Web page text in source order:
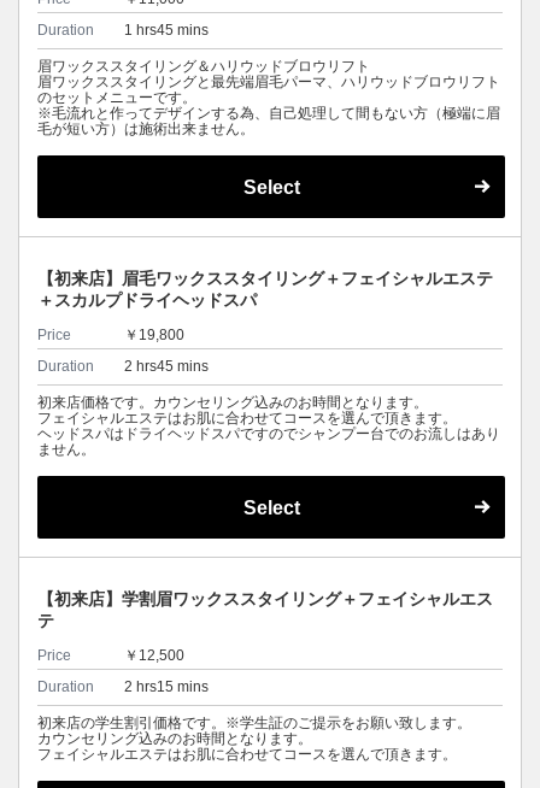
Duration
1 hrs45 mins
眉ワックススタイリング＆ハリウッドブロウリフト
眉ワックススタイリングと最先端眉毛パーマ、ハリウッドブロウリフト
のセットメニューです。
※毛流れと作ってデザインする為、自己処理して間もない方（極端に眉
毛が短い方）は施術出来ません。
Select
【初来店】眉毛ワックススタイリング＋フェイシャルエステ
＋スカルプドライヘッドスパ
Price
￥19,800
Duration
2 hrs45 mins
初来店価格です。カウンセリング込みのお時間となります。
フェイシャルエステはお肌に合わせてコースを選んで頂きます。
ヘッドスパはドライヘッドスパですのでシャンプー台でのお流しはあり
ません。
Select
【初来店】学割眉ワックススタイリング＋フェイシャルエス
テ
Price
￥12,500
Duration
2 hrs15 mins
初来店の学生割引価格です。※学生証のご提示をお願い致します。
カウンセリング込みのお時間となります。
フェイシャルエステはお肌に合わせてコースを選んで頂きます。